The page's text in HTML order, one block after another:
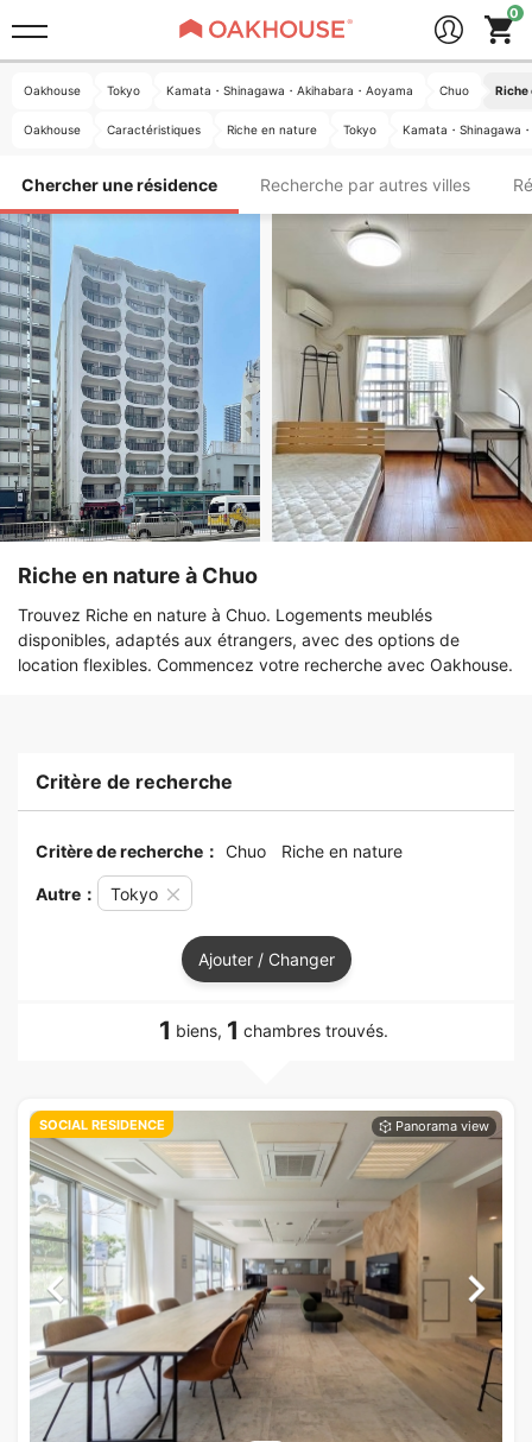
Oakhouse Tokyo Kamata・Shinagawa・Akihabara・Aoyama Chuo Riche
Oakhouse Caractéristiques Riche en nature Tokyo Kamata・Shinagawa
Chercher une résidence Recherche par autres villes
Riche en nature à Chuo
Trouvez Riche en nature à Chuo. Logements meublés
disponibles, adaptés aux étrangers, avec des options de
location flexibles. Commencez votre recherche avec Oakhouse.
Critère de recherche
Critère de recherche： Chuo Riche en nature
Autre： Tokyo
Ajouter / Changer
1 biens, 1 chambres trouvés.
SOCIAL RESIDENCE